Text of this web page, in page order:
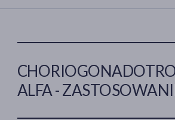
ALFA -